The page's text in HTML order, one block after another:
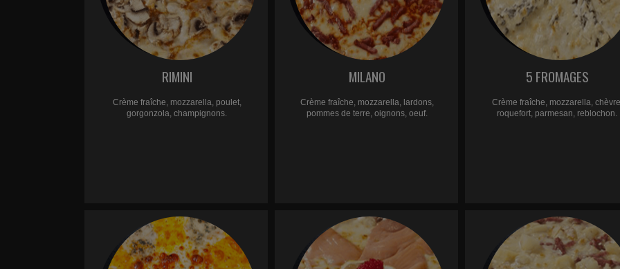
RIMINI
Crème fraîche, mozzarella, poulet,
gorgonzola, champignons.
MILANO
Crème fraîche, mozzarella, lardons,
pommes de terre, oignons, oeuf.
5 FROMAGES
Crème fraîche, mozzarella,
roquefort, parmesan, reblochon.